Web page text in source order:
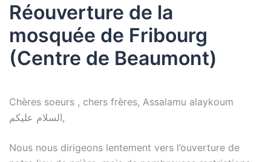
Réouverture de la
mosquée de Fribourg
(Centre de Beaumont)
Chères soeurs , chers frères, Assalamu alaykoum
السلام عليكم,
Nous nous dirigeons lentement vers l’ouverture de